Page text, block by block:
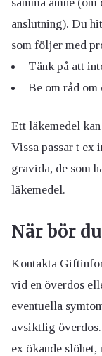
anslutning). Du
som följer med
Tänk på att
Be om råd om
Ett läkemedel
Vissa passar t ex
gravida, de som
läkemedel.
När bör
Kontakta
vid en överdos
eventuella
avsiktlig
ex ökande